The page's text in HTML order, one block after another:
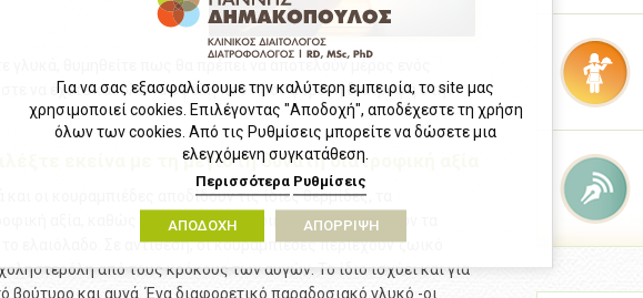
θυμηθείτε πως θα πρέπει να αποτελούν μέρος ενός
να έχετε και όλα τα οφέλη που προσφέρει η διατροφή στην
εκείνα με τη μέγιστη δυνατή διατροφική αξία
οι κουραμπιέδες αποδίδουν τις ίδιες θερμίδες, τα
αξία, καθώς δεν περιέχουν ζωικό λίπος, ενώ έχουν τα
ελαιόλαδο. Σε αντίθεση, οι κουραμπιέδες περιέχουν ζωικό
από τους κρόκους των αυγών. Το ίδιο ισχύει και για
βούτυρο και αυγά. Ένα διαφορετικό παραδοσιακό γλυκό -οι
Για να σας εξασφαλίσουμε την καλύτερη εμπειρία, το site μας
χρησιμοποιεί cookies. Επιλέγοντας "Αποδοχή", αποδέχεστε τη χρήση
όλων των cookies. Από τις Ρυθμίσεις μπορείτε να δώσετε μια
ελεγχόμενη συγκατάθεση.
Περισσότερα Ρυθμίσεις
ΑΠΟΔΟΧΗ ΑΠΟΡΡΙΨΗ